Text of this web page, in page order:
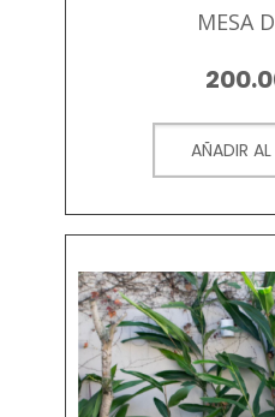
MESA
AÑADIR